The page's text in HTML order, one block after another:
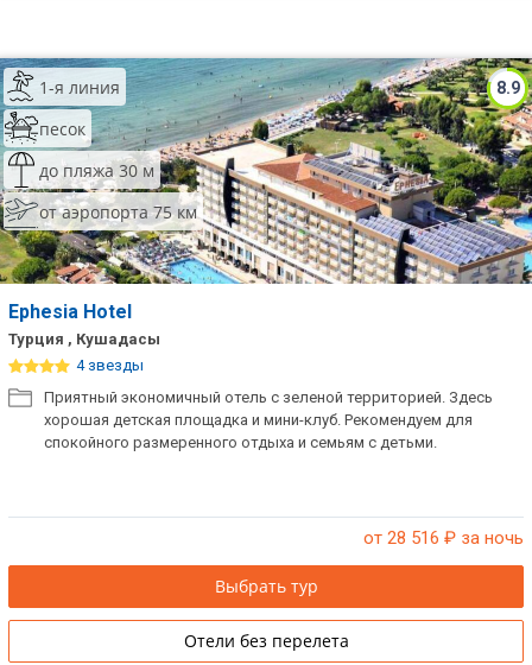
8.9
1-я линия
песок
до пляжа 30 м
от аэропорта 75 км
Ephesia Hotel
Турция , Кушадасы
4 звезды
Приятный экономичный отель с зеленой территорией. Здесь
хорошая детская площадка и мини-клуб. Рекомендуем для
спокойного размеренного отдыха и семьям с детьми.
от 28 516 ₽ за ночь
Выбрать тур
Отели без перелета